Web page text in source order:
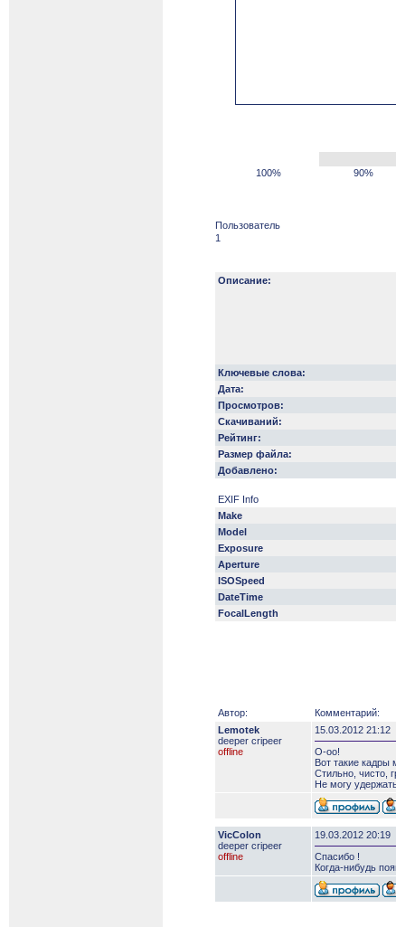
100% 90%
Пользователь
1
Описание:
Ключевые слова:
Дата:
Просмотров:
Скачиваний:
Рейтинг:
Размер файла:
Добавлено:
EXIF Info
Make
Model
Exposure
Aperture
ISOSpeed
DateTime
FocalLength
Автор:
Комментарий:
Lemotek
deeper сripeer
offline
15.03.2012 21:12
О-оо!
Вот такие кадры
Стильно, чисто,
Не могу
VicColon
deeper сripeer
offline
19.03.2012 20:19
Спасибо !
Когда-нибудь